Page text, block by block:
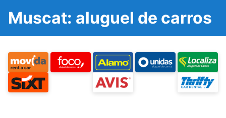
Muscat: aluguel de carros